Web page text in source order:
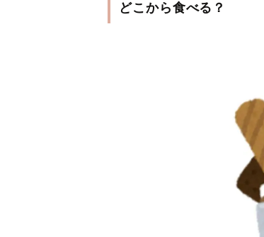
どこから食べる？